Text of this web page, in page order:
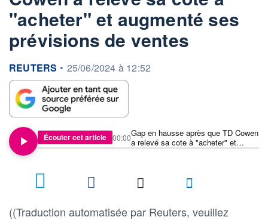
"acheter" et augmenté ses
prévisions de ventes
information fournie par
REUTERS • 25/06/2024 à 12:52
Écouter cet article
Gap en hausse après que TD Cowen
a relevé sa cote à "acheter" et
augmenté ses prévisions de ventes
00:00
((Traduction automatisée par Reuters, veuillez